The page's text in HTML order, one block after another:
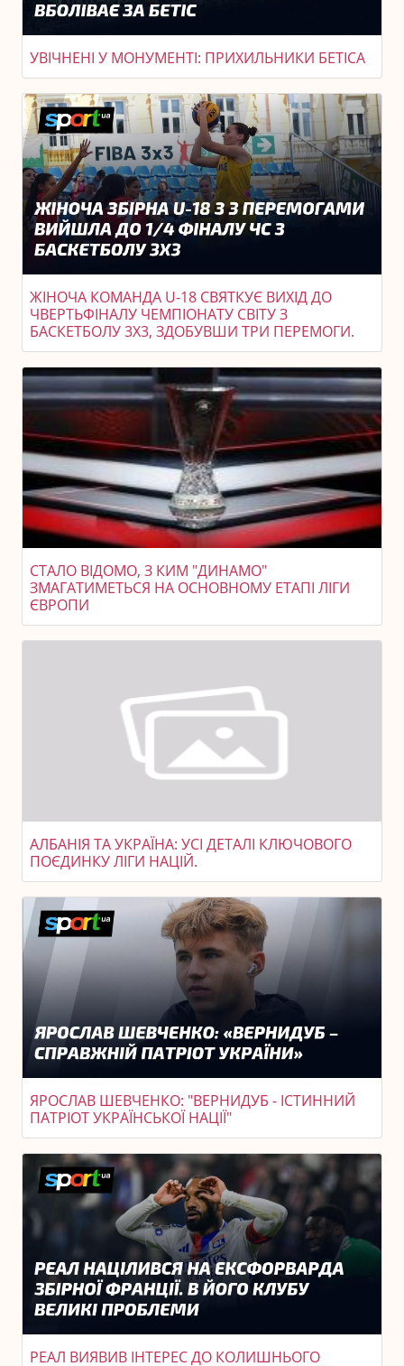
УВІЧНЕНІ У МОНУМЕНТІ: ПРИХИЛЬНИКИ БЕТІСА
ЖІНОЧА КОМАНДА U-18 СВЯТКУЄ ВИХІД ДО
ЧВЕРТЬФІНАЛУ ЧЕМПІОНАТУ СВІТУ З
БАСКЕТБОЛУ 3X3, ЗДОБУВШИ ТРИ ПЕРЕМОГИ.
СТАЛО ВІДОМО, З КИМ "ДИНАМО"
ЗМАГАТИМЕТЬСЯ НА ОСНОВНОМУ ЕТАПІ ЛІГИ
ЄВРОПИ
АЛБАНІЯ ТА УКРАЇНА: УСІ ДЕТАЛІ КЛЮЧОВОГО
ПОЄДИНКУ ЛІГИ НАЦІЙ.
ЯРОСЛАВ ШЕВЧЕНКО: "ВЕРНИДУБ - ІСТИННИЙ
ПАТРІОТ УКРАЇНСЬКОЇ НАЦІЇ"
РЕАЛ ВИЯВИВ ІНТЕРЕС ДО КОЛИШНЬОГО